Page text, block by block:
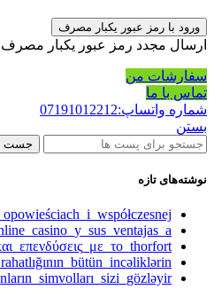
ورود با رمز عبور یکبار مصرف
ارسال مجدد رمز عبور یکبار مصرف
سفارشات من
تماس با ما
شماره واتساپ:07191012212
بستن
جست
نوشته‌های تازه